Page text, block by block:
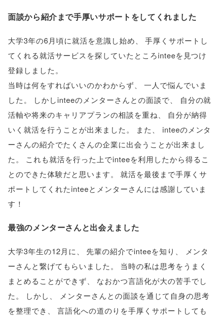
面談から紹介まで手厚いサポートをしてくれました
大学3年の6月頃に就活を意識し始め
手厚くサポートし
てくれる就活サービスを探していたところinteeを見つけ
登録しました 。
当時は何をすればいいのかわからず
一人で悩んでいま
した 。 しかしinteeのメンターさんとの面談で
自分の就
活軸や将来のキャリアプランの相談を重ね
自分が納得
いく就活を行うことが出来ました 。 また
inteeのメンタ
ーさんの紹介でたくさんの企業に出会うことが出来まし
た 。
これも就活を行った上でinteeを利用したから得るこ
とのできた体験だと思います。
就活を最後まで手厚くサ
ポートしてくれたinteeとメンターさんには感謝していま
す！
最強のメンターさんと出会えました
大学3年生の12月に 先輩の紹介でinteeを知り
メンタ
ーさんと繋げてもらいました 。
当時の私は思考をうまく
まとめることができず
なおかつ言語化が大の苦手でし
た 。 しかし
メンターさんとの面談を通じて自身の思考
を整理でき
言語化への道のりを手厚くサポートしても